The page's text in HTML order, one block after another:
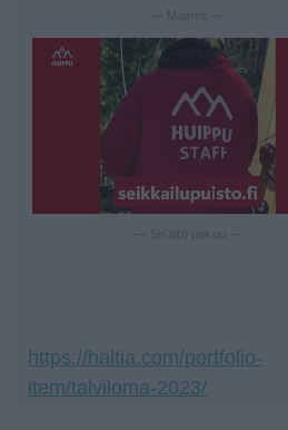
— Mainos —
https://haltia.com/portfolio-
item/talviloma-2023/